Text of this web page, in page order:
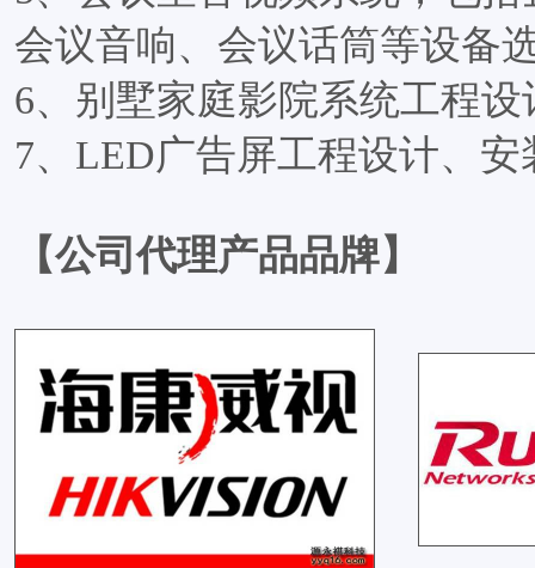
会议音响、会议话筒等设备
6、别墅家庭影院系统工程
7、LED广告屏工程设计、
【公司代理产品品牌】